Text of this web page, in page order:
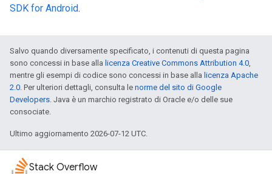
SDK for Android.
Salvo quando diversamente specificato, i contenuti di questa pagina
sono concessi in base alla licenza Creative Commons Attribution 4.0,
mentre gli esempi di codice sono concessi in base alla licenza Apache
2.0. Per ulteriori dettagli, consulta le norme del sito di Google
Developers. Java è un marchio registrato di Oracle e/o delle sue
consociate.
Ultimo aggiornamento 2026-07-12 UTC.
Stack Overflow